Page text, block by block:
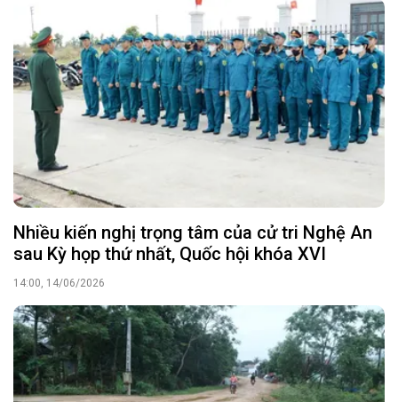
Nhiều kiến nghị trọng tâm của cử tri Nghệ An
sau Kỳ họp thứ nhất, Quốc hội khóa XVI
14:00, 14/06/2026